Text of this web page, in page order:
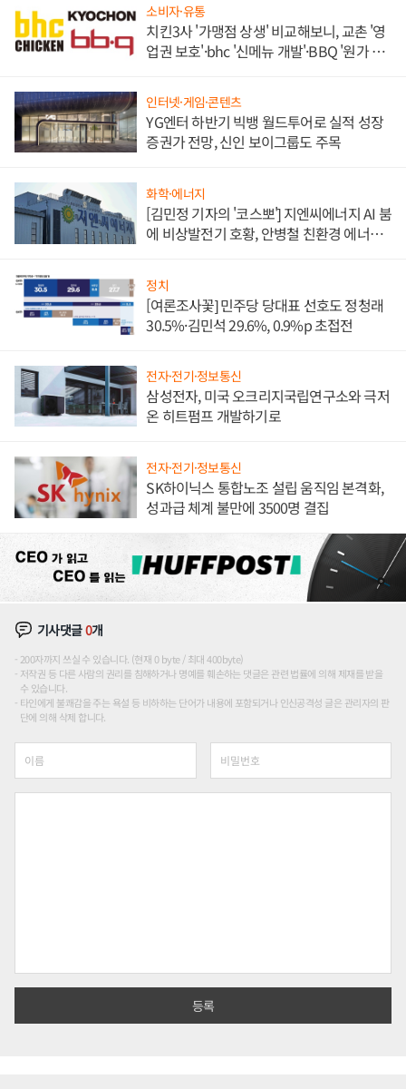
소비자·유통
치킨3사 '가맹점 상생' 비교해보니, 교촌 '영
업권 보호'·bhc '신메뉴 개발'·BBQ '원가 부
인터넷·게임·콘텐츠
YG엔터 하반기 빅뱅 월드투어로 실적 성장
증권가 전망, 신인 보이그룹도 주목
화학·에너지
[김민정 기자의 '코스뽀'] 지엔씨에너지 AI 붐
에 비상발전기 호황, 안병철 친환경 에너지
정치
[여론조사꽃] 민주당 당대표 선호도 정청래
30.5%·김민석 29.6%, 0.9%p 초접전
전자·전기·정보통신
삼성전자, 미국 오크리지국립연구소와 극저
온 히트펌프 개발하기로
전자·전기·정보통신
SK하이닉스 통합노조 설립 움직임 본격화,
성과급 체계 불만에 3500명 결집
기사댓글0개
200자까지 쓰실 수 있습니다. (현재 0 byte / 최대 400byte)
저작권 등 다른 사람의 권리를 침해하거나 명예를 훼손하는 댓글은 관련 법률에 의해 제재를 받을
수 있습니다.
타인에게 불쾌감을 주는 욕설 등 비하하는 단어가 내용에 포함되거나 인신공격성 글은 관리자의 판
단에 의해 삭제 합니다.